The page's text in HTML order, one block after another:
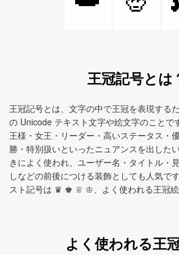
王冠記号とは
王冠記号とは、文字の中で王冠を表現する
の Unicode テキスト文字や絵文字のことで
王様・女王・リーダー・高いステータス・
勝・特別扱いといったニュアンスを出した
きによく使われ、ユーザー名・タイトル・
しなどの前後につける装飾としても人気で
スト記号は ♛ ♚ ♕ ♔、よく使われる王冠絵
よく使われる王